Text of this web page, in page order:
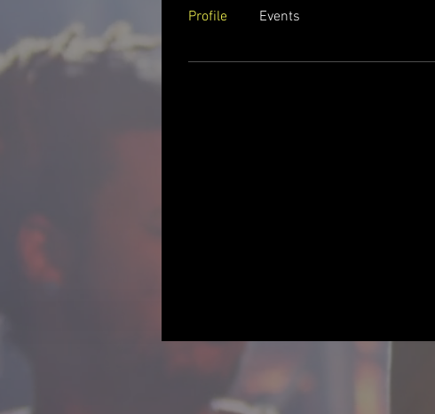
Profile Events